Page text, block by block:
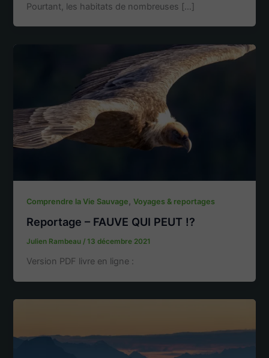
Pourtant, les habitats de nombreuses […]
Comprendre la Vie Sauvage ,Voyages & reportages
Reportage – FAUVE QUI PEUT !?
Julien Rambeau /13 décembre 2021
Version PDF livre en ligne :